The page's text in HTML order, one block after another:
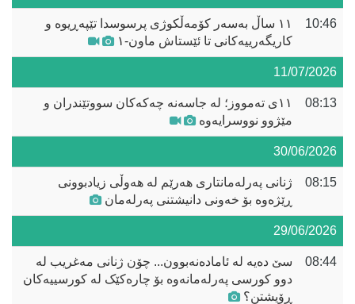
10:46
١١ ساڵ بەسەر کۆمەڵکوژی پرسوسدا تێپەڕیوە و
کاریگەرییەکانی تا ئێستاش ماون-١
11/07/2026
08:13
١١ی تەمووز؛ لە جاسەنە چەکەکان سووتێندران و
مێژوو نووسرایەوە
30/06/2026
08:15
ژنانی پەرلەمانتاری هەرێم لە هەوڵی زیادبوونی
ڕێژەوە بۆ خەونی دانیشتنی پەرلەمان
29/06/2026
08:44
سێ دەیە لە ئامادەنەبوون... چۆن ژنانی مەغریب لە
دوو کورسی پەرلەمانەوە بۆ چارەکێک لە کورسییەکان
ڕۆیشتن؟